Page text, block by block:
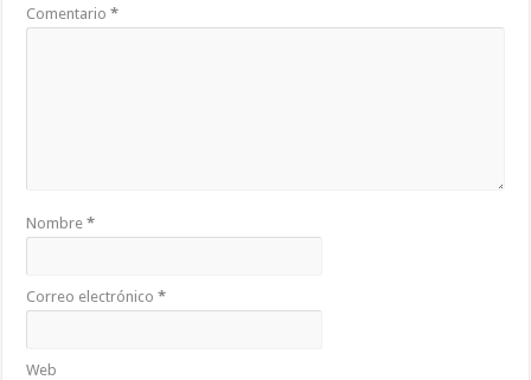
Comentario*
Nombre*
Correo electrónico*
Web